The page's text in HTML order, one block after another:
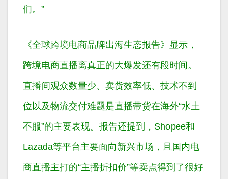
们。”
《全球跨境电商品牌出海生态报告》显示，
跨境电商直播离真正的大爆发还有段时间。
直播间观众数量少、卖货效率低、技术不到
位以及物流交付难题是直播带货在海外“水土
不服”的主要表现。报告还提到，Shopee和
Lazada等平台主要面向新兴市场，且国内电
商直播主打的“主播折扣价”等卖点得到了很好